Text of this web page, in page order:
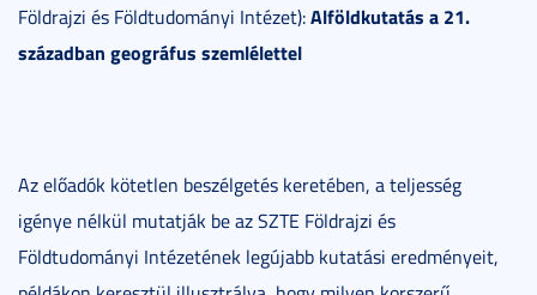
Földrajzi és Földtudományi Intézet):Alföldkutatás a 21.
században geográfus szemlélettel
Az előadók kötetlen beszélgetés keretében, a teljesség
igénye nélkül mutatják be az SZTE Földrajzi és
Földtudományi Intézetének legújabb kutatási eredményeit,